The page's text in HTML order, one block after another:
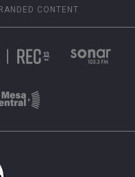
CONTENT